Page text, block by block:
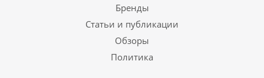
Бренды
Статьи и публикации
Обзоры
Политика